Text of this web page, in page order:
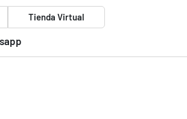
Tienda Virtual